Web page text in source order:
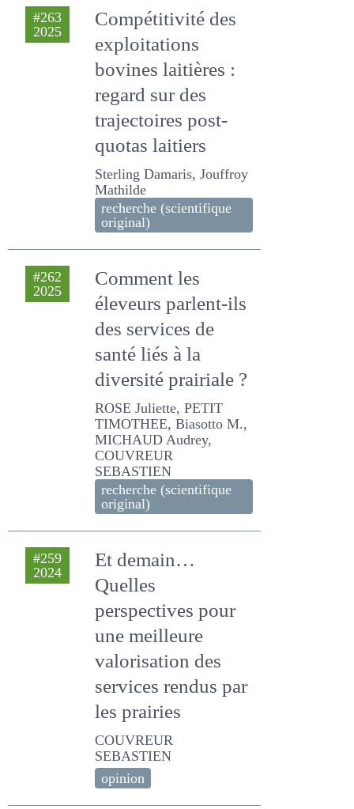
#263
Compétitivité des
exploitations
bovines laitières :
regard sur des
trajectoires post-
quotas laitiers
Sterling Damaris, Jouffroy
Mathilde
recherche (scientifique
original)
#262
Comment les
éleveurs parlent-ils
des services de
santé liés à la
diversité prairiale ?
ROSE Juliette, PETIT
TIMOTHEE, Biasotto M.,
MICHAUD Audrey,
COUVREUR SEBASTIEN
recherche (scientifique
original)
#259
2024
Et demain… Quelles
perspectives pour
une meilleure
valorisation des
services rendus
par les prairies
COUVREUR SEBASTIEN
opinion
Importance des